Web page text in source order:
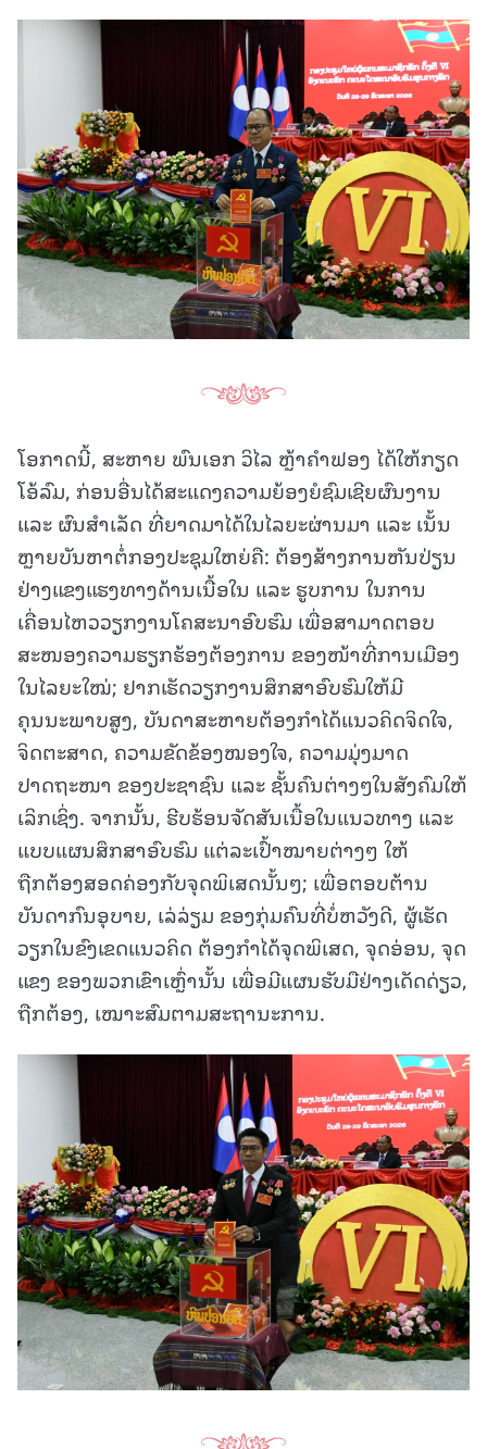
ໂອກາດນີ້, ສະຫາຍ ພົນເອກ ວິໄລ ຫຼ້າຄໍາຟອງ ໄດ້ໃຫ້ກຽດ
ໂອ້ລົມ, ກ່ອນອື່ນໄດ້ສະແດງຄວາມຍ້ອງຍໍຊົມເຊີຍຜົນງານ
ແລະ ຜົນສໍາເລັດ ທີ່ຍາດມາໄດ້ໃນໄລຍະຜ່ານມາ ແລະ ເນັ້ນ
ຫຼາຍບັນຫາຕໍ່ກອງປະຊຸມໃຫຍ່ຄື: ຕ້ອງສ້າງການຫັນປ່ຽນ
ຢ່າງແຂງແຮງທາງດ້ານເນື້ອໃນ ແລະ ຮູບການ ໃນການ
ເຄື່ອນໄຫວວຽກງານໂຄສະນາອົບຮົມ ເພື່ອສາມາດຕອບ
ສະໜອງຄວາມຮຽກຮ້ອງຕ້ອງການ ຂອງໜ້າທີ່ການເມືອງ
ໃນໄລຍະໃໝ່; ຢາກເຮັດວຽກງານສຶກສາອົບຮົມໃຫ້ມີ
ຄຸນນະພາບສູງ, ບັນດາສະຫາຍຕ້ອງກຳໄດ້ແນວຄິດຈິດໃຈ,
ຈິດຕະສາດ, ຄວາມຂັດຂ້ອງໝອງໃຈ, ຄວາມມຸ່ງມາດ
ປາດຖະໜາ ຂອງປະຊາຊົນ ແລະ ຊັ້ນຄົນຕ່າງໆໃນສັງຄົມໃຫ້
ເລິກເຊິ່ງ. ຈາກນັ້ນ, ຮີບຮ້ອນຈັດສັນເນື້ອໃນແນວທາງ ແລະ
ແບບແຜນສຶກສາອົບຮົມ ແຕ່ລະເປົ້າໝາຍຕ່າງໆ ໃຫ້
ຖືກຕ້ອງສອດຄ່ອງກັບຈຸດພິເສດນັ້ນໆ; ເພື່ອຕອບຕ້ານ
ບັນດາກົນອຸບາຍ, ເລ່ລ່ຽມ ຂອງກຸ່ມຄົນທີ່ບໍ່ຫວັງດີ, ຜູ້ເຮັດ
ວຽກໃນຂົງເຂດແນວຄິດ ຕ້ອງກຳໄດ້ຈຸດພິເສດ, ຈຸດອ່ອນ, ຈຸດ
ແຂງ ຂອງພວກເຂົາເຫຼົ່ານັ້ນ ເພື່ອມີແຜນຮັບມືຢ່າງເດັດດ່ຽວ,
ຖືກຕ້ອງ, ເໝາະສົມຕາມສະຖານະການ.